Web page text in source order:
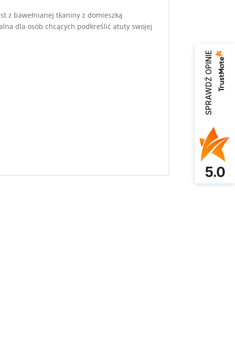
z bawełnianej tkaniny z domieszką
dla osób chcących podkreślić atuty swojej
SPRAWDŹ OPINIE
5.0